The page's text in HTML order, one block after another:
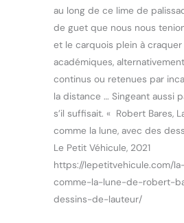
au long de ce lime de
de guet que nous nous
et le carquois plein à
académiques,
continus ou retenues par
la distance … Singeant aussi
s’il suffisait. « Robert Bares,
comme la lune, avec des
Le Petit Véhicule, 2021
https://lepetitvehicule.com/
comme-la-lune-de-robert-
dessins-de-lauteur/